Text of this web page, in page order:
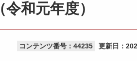
和元年度）
コンテンツ番号：44235 更新日：